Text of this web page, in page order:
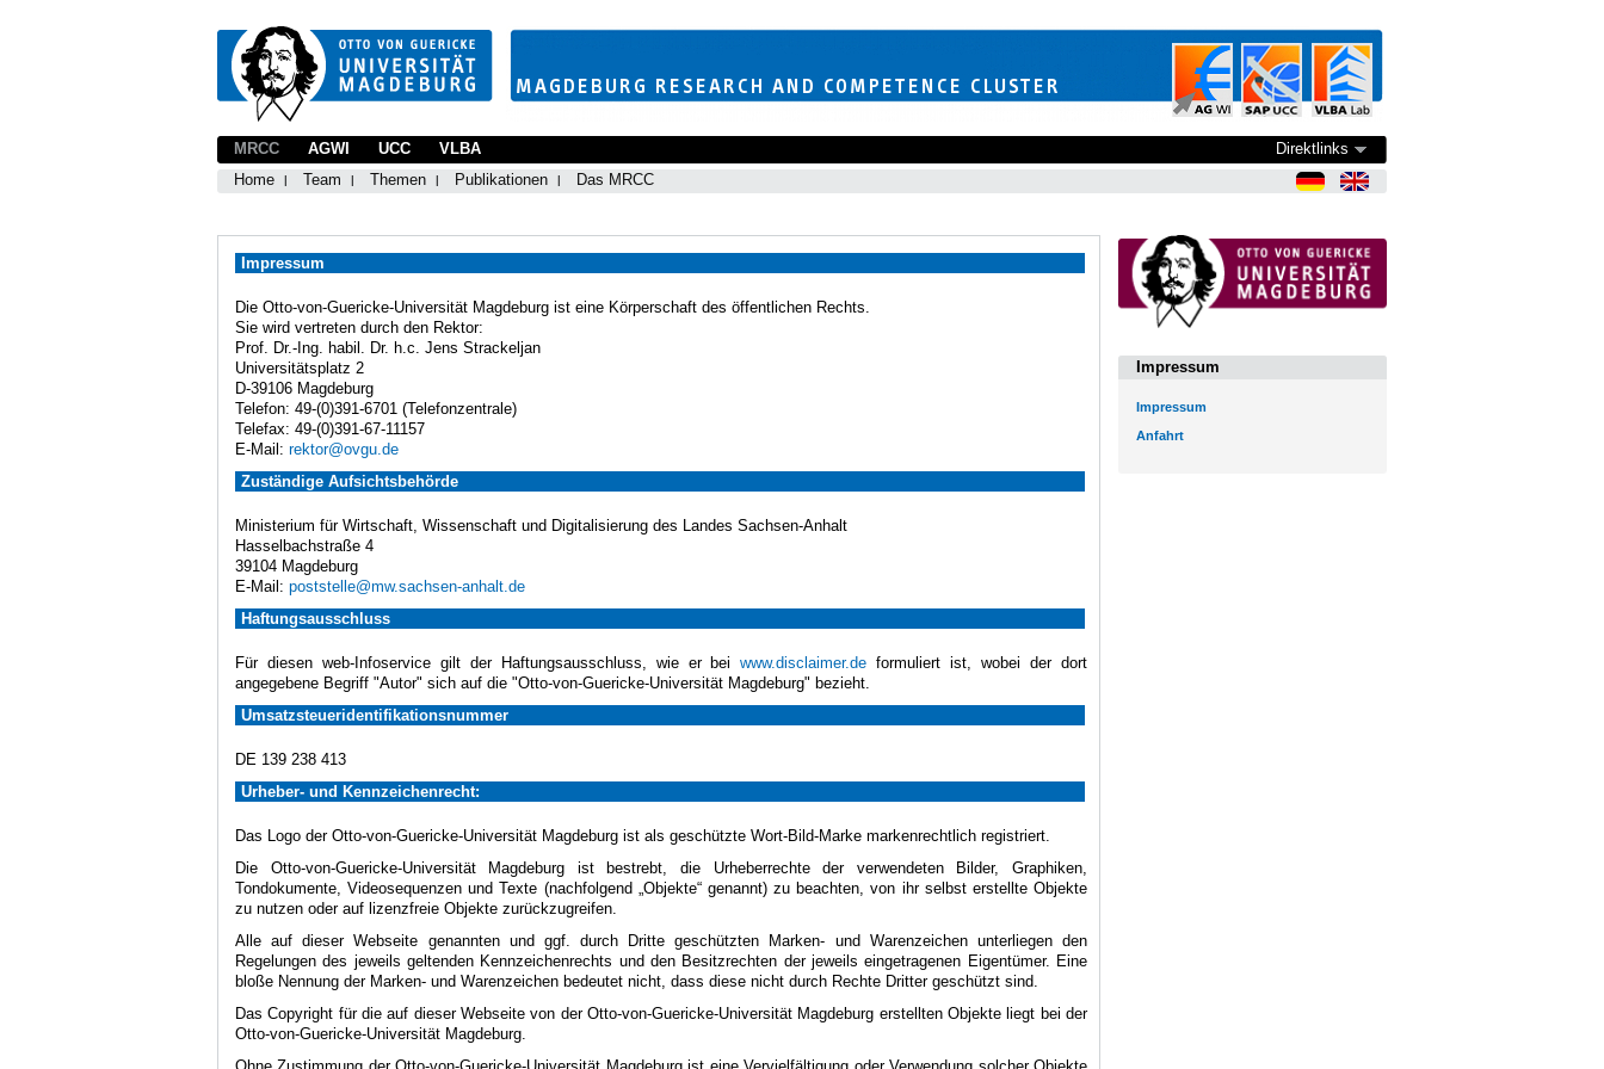
MRCC
Home
Team Themen Publikationen Das MRCC
AGWI UCC VLBA Direktlinks
Impressum
Die Otto-von-Guericke-Universität Magdeburg ist eine Körperschaft des öffentlichen Rechts.
Sie wird vertreten durch den Rektor:
Prof. Dr.-Ing. habil. Dr. h.c. Jens Strackeljan
Universitätsplatz 2
D-39106 Magdeburg
Telefon: 49-(0)391-6701 (Telefonzentrale)
Telefax: 49-(0)391-67-11157
E-Mail: rektor@ovgu.de
Zuständige Aufsichtsbehörde
Ministerium für Wirtschaft, Wissenschaft und Digitalisierung des Landes Sachsen-Anhalt
Hasselbachstraße 4
39104 Magdeburg
E-Mail: poststelle@mw.sachsen-anhalt.de
Haftungsausschluss
Für diesen web-Infoservice gilt der Haftungsausschluss, wie er beiwww.disclaimer.de formuliert ist, wobei der dort
angegebene Begriff "Autor" sich auf die "Otto-von-Guericke-Universität Magdeburg" bezieht.
Umsatzsteueridentifikationsnummer
DE 139 238 413
Urheber- und Kennzeichenrecht:
Das Logo der Otto-von-Guericke-Universität Magdeburg ist als geschützte Wort-Bild-Marke markenrechtlich registriert.
Die Otto-von-Guericke-Universität Magdeburg ist bestrebt, die Urheberrechte der verwendeten Bilder, Graphiken,
Tondokumente, Videosequenzen und Texte (nachfolgend „Objekte“ genannt) zu beachten, von ihr selbst erstellte Objekte
zu nutzen oder auf lizenzfreie Objekte zurückzugreifen.
Alle auf dieser Webseite genannten und ggf. durch Dritte geschützten Marken- und Warenzeichen unterliegen den
Regelungen des jeweils geltenden Kennzeichenrechts und den Besitzrechten der jeweils eingetragenen Eigentümer. Eine
bloße Nennung der Marken- und Warenzeichen bedeutet nicht, dass diese nicht durch Rechte Dritter geschützt sind.
Das Copyright für die auf dieser Webseite von der Otto-von-Guericke-Universität Magdeburg erstellten Objekte liegt bei der
Otto-von-Guericke-Universität Magdeburg.
Impressum
Impressum
Anfahrt